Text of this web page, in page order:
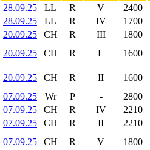
28.09.25
LL R V 2400
28.09.25
LL R IV 1700
20.09.25
CH R III 1800
20.09.25
CH R L 1600
20.09.25 CH R II 1600
07.09.25
Wr P - 2800
07.09.25
CH R IV 2210
07.09.25
CH R II 2210
07.09.25
CH R V 1800